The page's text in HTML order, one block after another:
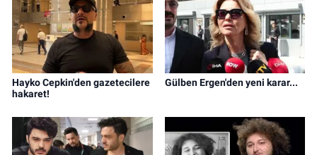
Hayko Cepkin'den gazetecilere
hakaret!
Gülben Ergen'den yeni karar...